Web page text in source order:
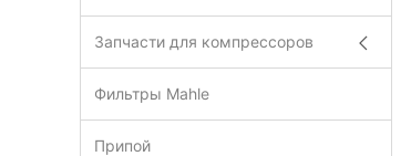
Запчасти для компрессоров
Фильтры Mahle
Припой